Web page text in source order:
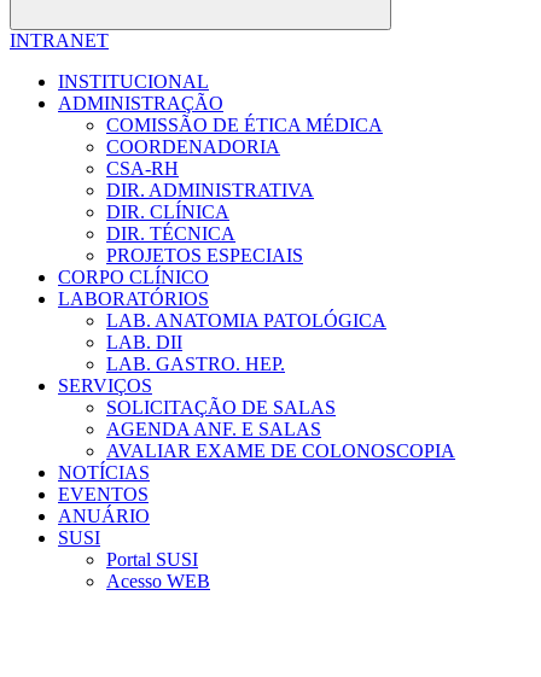
Buscar
INTRANET
INSTITUCIONAL
ADMINISTRAÇÃO
COMISSÃO DE ÉTICA MÉDICA
COORDENADORIA
CSA-RH
DIR. ADMINISTRATIVA
DIR. CLÍNICA
DIR. TÉCNICA
PROJETOS ESPECIAIS
CORPO CLÍNICO
LABORATÓRIOS
LAB. ANATOMIA PATOLÓGICA
LAB. DII
LAB. GASTRO. HEP.
SERVIÇOS
SOLICITAÇÃO DE SALAS
AGENDA ANF. E SALAS
AVALIAR EXAME DE COLONOSCOPIA
NOTÍCIAS
EVENTOS
ANUÁRIO
SUSI
Portal SUSI
Acesso WEB